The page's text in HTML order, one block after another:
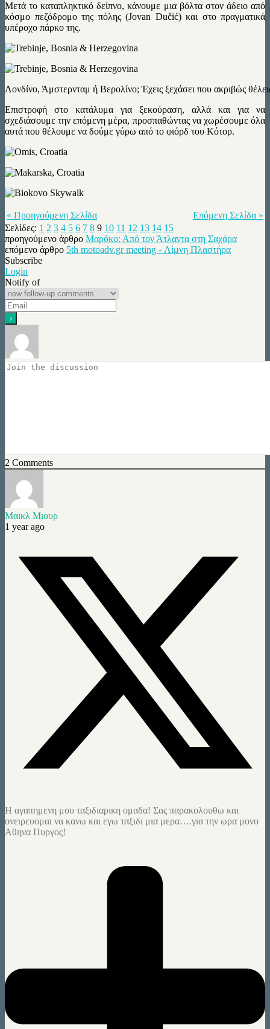
Μετά το καταπληκτικό δείπνο, κάνουμε μια βόλτα στον άδειο από
κόσμο πεζόδρομο της πόλης (Jovan Dučić) και στο πραγματικά
υπέροχο πάρκο της.
Λονδίνο, Άμστερνταμ ή Βερολίνο; Έχεις ξεχάσει που ακριβώς
Επιστροφή στο κατάλυμα για ξεκούραση, αλλά και για να
σχεδιάσουμε την επόμενη μέρα, προσπαθώντας να χωρέσουμε όλα
αυτά που θέλουμε να δούμε γύρω από το φιόρδ του Κότορ.
« Προηγούμενη Σελίδα
Επόμενη Σελίδα »
Σελίδες: 1 2 3 4 5 6 7 8 9 10 11 12 13 14 15
προηγούμενο άρθρο Μαρόκο: Από τον Άτλαντα στη Σαχάρα
επόμενο άρθρο 5th motoadv.gr meeting - Λίμνη Πλαστήρα
Subscribe
Login
Notify of
2 Comments
Mαικλ Μιουρ
1 year ago
H αγαπημενη μου ταξιδιαρικη ομαδα! Σας παρακολουθω και
ονειρευομαι να κανω και εγω ταξιδι μια μερα….για την ωρα μονο
Αθηνα Πυργος!